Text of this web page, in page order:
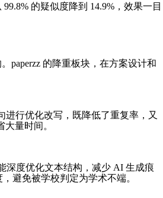
的疑似度降到 14.9%，效果一目
paperzz 的降重板块，在方案设计和
进行优化改写，既降低了重复率，又
量时间。
深度优化文本结构，减少 AI 生成痕
避免被学校判定为学术不端。